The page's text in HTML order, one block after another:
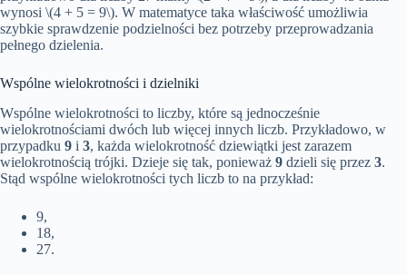
wynosi \(4 + 5 = 9\). W matematyce taka właściwość umożliwia
szybkie sprawdzenie podzielności bez potrzeby przeprowadzania
pełnego dzielenia.
Wspólne wielokrotności i dzielniki
Wspólne wielokrotności to liczby, które są jednocześnie
wielokrotnościami dwóch lub więcej innych liczb. Przykładowo, w
przypadku 9 i 3, każda wielokrotność dziewiątki jest zarazem
wielokrotnością trójki. Dzieje się tak, ponieważ 9 dzieli się przez 3.
Stąd wspólne wielokrotności tych liczb to na przykład:
9,
18,
27.